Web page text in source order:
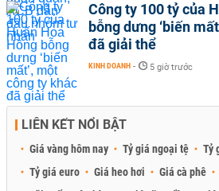
Công ty 100 tỷ của
bỗng dưng ‘biến
đã giải thể
KINH DOANH - 5 giờ trước
LIÊN KẾT NỔI BẬT
Giá vàng hôm nay Tỷ giá ngoại tệ Tỷ
Tỷ giá euro
Giá heo hơi Giá cà phê